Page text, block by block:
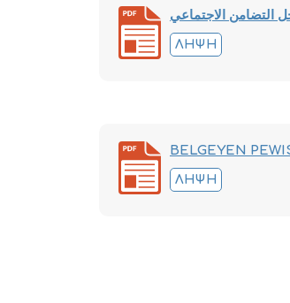
التضامن الاجتماعي
ΛΉΨΗ
BELGEYEN
ΛΉΨΗ